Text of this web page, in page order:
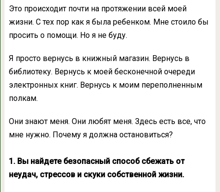
Это происходит почти на протяжении всей моей
жизни. С тех пор как я была ребенком. Мне стоило бы
просить о помощи. Но я не буду.
Я просто вернусь в книжный магазин. Вернусь в
библиотеку. Вернусь к моей бесконечной очереди
электронных книг. Вернусь к моим переполненным
полкам.
Они знают меня. Они любят меня. Здесь есть все, что
мне нужно. Почему я должна остановиться?
1. Вы найдете безопасный способ сбежать от
неудач, стрессов и скуки собственной жизни.